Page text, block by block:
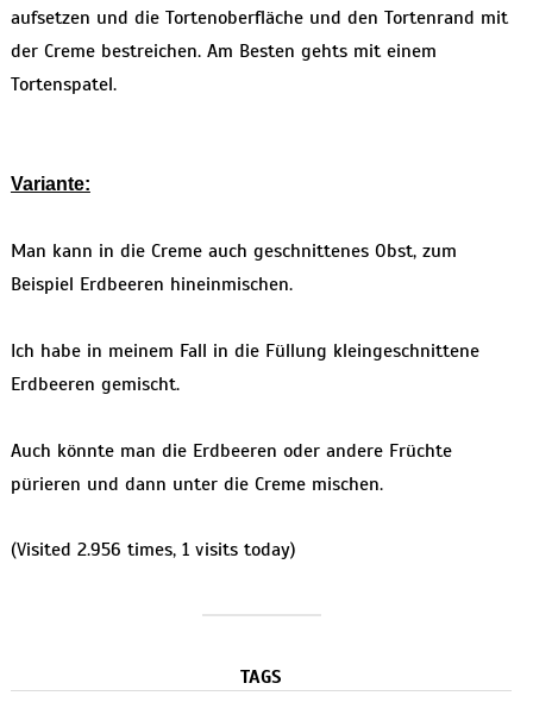
aufsetzen und die Tortenoberfläche und den Tortenrand mit
der Creme bestreichen. Am Besten gehts mit einem
Tortenspatel.
Variante:
Man kann in die Creme auch geschnittenes Obst, zum
Beispiel Erdbeeren hineinmischen.
Ich habe in meinem Fall in die Füllung kleingeschnittene
Erdbeeren gemischt.
Auch könnte man die Erdbeeren oder andere Früchte
pürieren und dann unter die Creme mischen.
(Visited 2.956 times, 1 visits today)
TAGS